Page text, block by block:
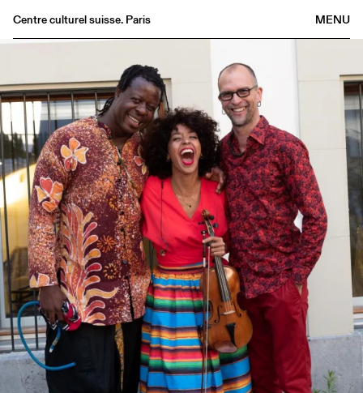
MENU
Centre culturel suisse. Paris
Bookshop
Buvette
Archives
Medias
Publications
About
/EN